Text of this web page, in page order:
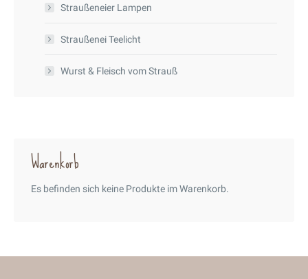
Straußeneier Lampen
Straußenei Teelicht
Wurst & Fleisch vom Strauß
Warenkorb
Es befinden sich keine Produkte im Warenkorb.